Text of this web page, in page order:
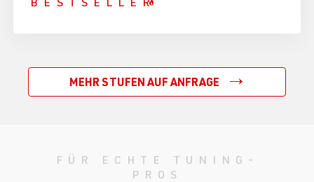
MEHR STUFEN AUF ANFRAGE
FÜR ECHTE TUNING-
PROS